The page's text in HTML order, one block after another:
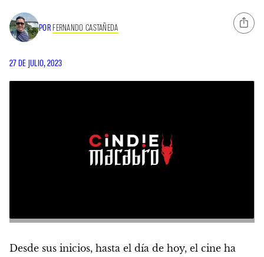
POR FERNANDO CASTAÑEDA
27 DE JULIO, 2023
Desde sus inicios, hasta el día de hoy, el cine ha